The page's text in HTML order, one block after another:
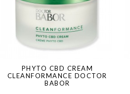
PHYTO CBD CREAM
CLEANFORMANCE DOCTOR
BABOR